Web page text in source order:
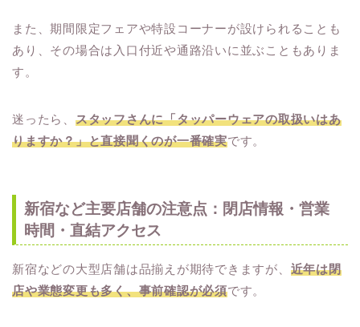
また、期間限定フェアや特設コーナーが設けられることも
あり、その場合は入口付近や通路沿いに並ぶこともありま
す。
迷ったら、 スタッフさんに「タッパーウェアの取扱いはあ
りますか？」と直接聞くのが一番確実です。
新宿など主要店舗の注意点：閉店情報・営業
時間・直結アクセス
新宿などの大型店舗は品揃えが期待できますが、 近年は閉
店や業態変更も多く、事前確認が必須です。